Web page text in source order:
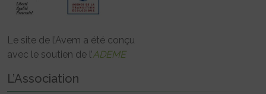
Le site de l’Avem a été conçu
avec le soutien de l’ADEME
L’Association